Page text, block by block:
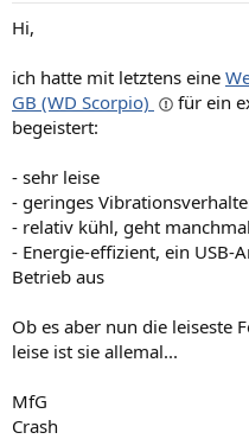
Hi,
ich hatte mit letztens eine
GB (WD Scorpio)
für ein
begeistert:
- sehr leise
- geringes
- relativ kühl, geht
- Energie-effizient, ein USB-
Betrieb aus
Ob es aber nun die leiseste
leise ist sie allemal...
MfG
Crash